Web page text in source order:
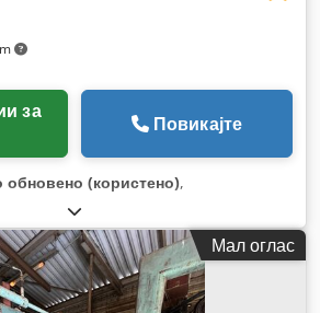
Повикајте
обновено (користено),
Мал оглас